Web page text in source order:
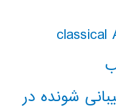
شونده در